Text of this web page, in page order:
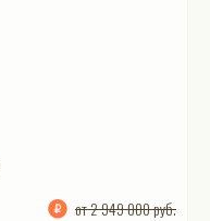
от 2 949 000 руб.